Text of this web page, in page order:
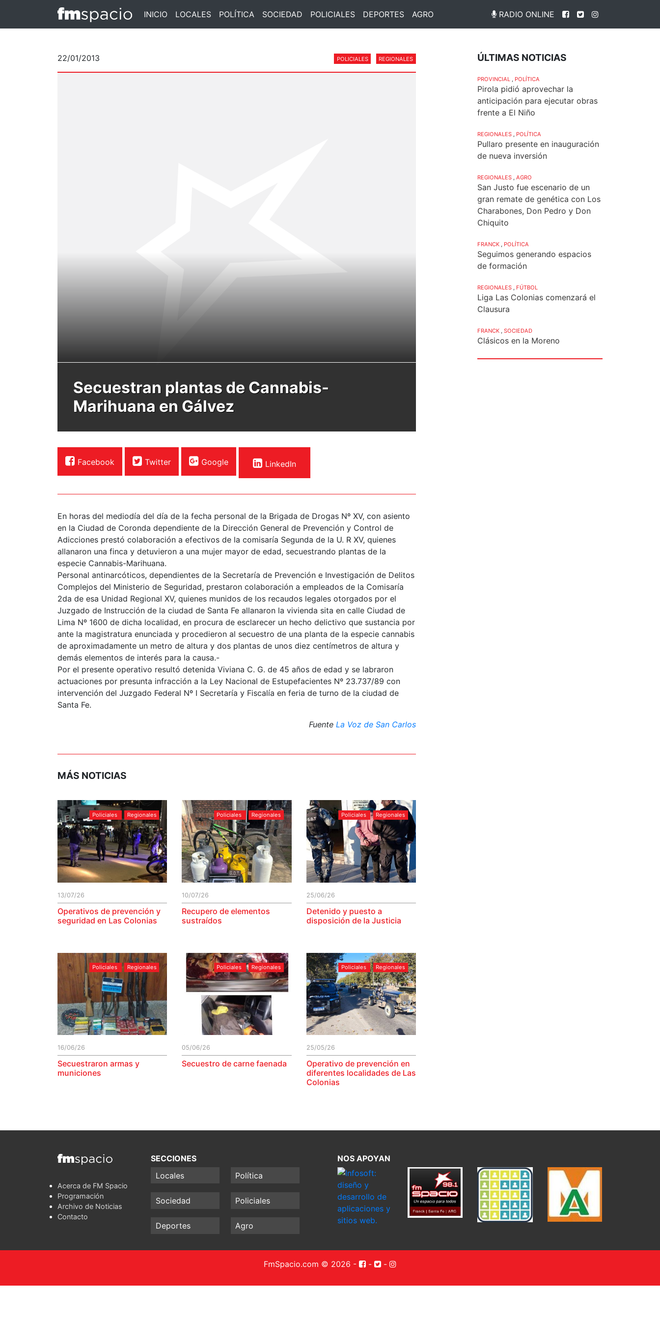
INICIO LOCALES POLÍTICA SOCIEDAD POLICIALES DEPORTES AGRO RADIO ONLINE
22/01/2013 POLICIALES REGIONALES
Secuestran plantas de Cannabis-
Marihuana en Gálvez
Facebook Twitter Google LinkedIn
En horas del mediodía del día de la fecha personal de la Brigada de Drogas Nº XV, con asiento
en la Ciudad de Coronda dependiente de la Dirección General de Prevención y Control de
Adicciones prestó colaboración a efectivos de la comisaría Segunda de la U. R XV, quienes
allanaron una finca y detuvieron a una mujer mayor de edad, secuestrando plantas de la
especie Cannabis-Marihuana.
Personal antinarcóticos, dependientes de la Secretaría de Prevención e Investigación de Delitos
Complejos del Ministerio de Seguridad, prestaron colaboración a empleados de la Comisaría
2da de esa Unidad Regional XV, quienes munidos de los recaudos legales otorgados por el
Juzgado de Instrucción de la ciudad de Santa Fe allanaron la vivienda sita en calle Ciudad de
Lima Nº 1600 de dicha localidad, en procura de esclarecer un hecho delictivo que sustancia por
ante la magistratura enunciada y procedieron al secuestro de una planta de la especie cannabis
de aproximadamente un metro de altura y dos plantas de unos diez centímetros de altura y
demás elementos de interés para la causa.-
Por el presente operativo resultó detenida Viviana C. G. de 45 años de edad y se labraron
actuaciones por presunta infracción a la Ley Nacional de Estupefacientes Nº 23.737/89 con
intervención del Juzgado Federal Nº I Secretaría y Fiscalía en feria de turno de la ciudad de
Santa Fe.
Fuente La Voz de San Carlos
MÁS NOTICIAS
Policiales Regionales
13/07/26
Operativos de prevención y
seguridad en Las Colonias
Policiales Regionales
10/07/26
Recupero de elementos
sustraídos
Policiales Regionales
25/06/26
Detenido y puesto a
disposición de la Justicia
Policiales Regionales
16/06/26
Secuestraron armas y
municiones
Policiales Regionales
05/06/26
Secuestro de carne faenada
Policiales Regionales
25/05/26
Operativo de prevención en
diferentes localidades de Las
Colonias
ÚLTIMAS NOTICIAS
PROVINCIAL POLÍTICA
Pirola pidió aprovechar la
anticipación para ejecutar obras
frente a El Niño
REGIONALES POLÍTICA
Pullaro presente en inauguración
de nueva inversión
REGIONALES AGRO
San Justo fue escenario de un
gran remate de genética con Los
Charabones, Don Pedro y Don
Chiquito
FRANCK POLÍTICA
Seguimos generando espacios
de formación
REGIONALES FÚTBOL
Liga Las Colonias comenzará el
Clausura
FRANCK SOCIEDAD
Clásicos en la Moreno
Acerca de FM Spacio
Programación
Archivo de Noticias
Contacto
SECCIONES
Locales
Política
Sociedad Policiales
Deportes Agro
NOS APOYAN
FmSpacio.com © 2026 - - -